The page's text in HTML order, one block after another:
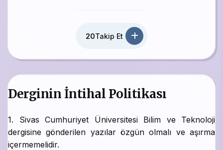
20Takip Et
Derginin İntihal Politikası
1. Sivas Cumhuriyet Üniversitesi Bilim ve Teknoloji
dergisine gönderilen yazılar özgün olmalı ve aşırma
içermemelidir.